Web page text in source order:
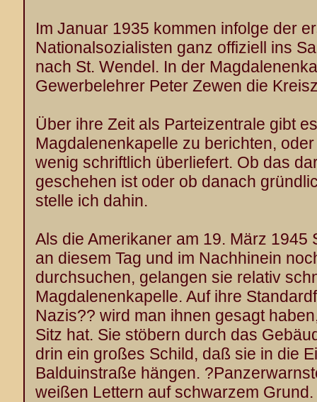
Im Januar 1935 kommen infolge der
Nationalsozialisten ganz offiziell ins
nach St. Wendel. In der
Gewerbelehrer Peter Zewen die
Über ihre Zeit als Parteizentrale gibt
Magdalenenkapelle zu berichten,
wenig schriftlich überliefert. Ob das
geschehen ist oder ob danach
stelle ich dahin.
Als die Amerikaner am 19. März 1945
an diesem Tag und im Nachhinein
durchsuchen, gelangen sie relativ
Magdalenenkapelle. Auf ihre
Nazis?? wird man ihnen gesagt
Sitz hat. Sie stöbern durch das
drin ein großes Schild, daß sie in die
Balduinstraße hängen.
weißen Lettern auf schwarzem Grund.